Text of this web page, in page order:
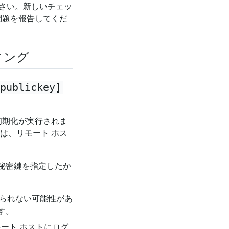
い。新しいチェッ
を報告してくだ
ング
化が実行されま
、リモート ホス
密鍵を指定したか
れない可能性があ